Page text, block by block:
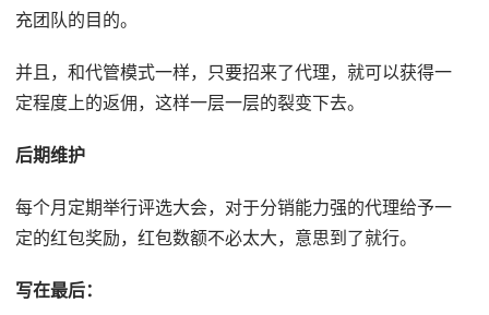
充团队的目的。
并且，和代管模式一样，只要招来了代理，就可以获得一
定程度上的返佣，这样一层一层的裂变下去。
后期维护
每个月定期举行评选大会，对于分销能力强的代理给予一
定的红包奖励，红包数额不必太大，意思到了就行。
写在最后：